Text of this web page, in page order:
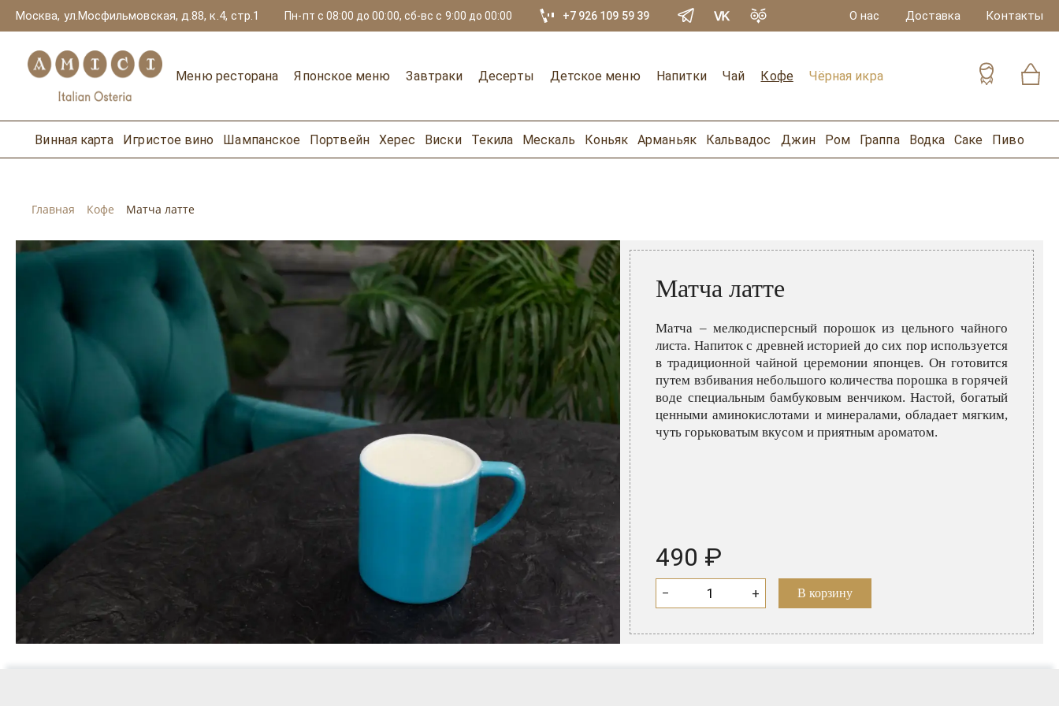
Москва, ул.Мосфильмовская, д.88, к.4, стр.1 Пн-пт с 08:00 до 00:00, сб-вс с 9:00 до 00:00 +7 926 109 59 39 О нас Доставка Контакты
Меню ресторана Японское меню Завтраки Десерты Детское меню Напитки Чай Кофе Чёрная икра
Винная карта Игристое вино Шампанское Портвейн Херес Виски Текила Мескаль Коньяк Арманьяк Кальвадос Джин Ром Граппа Водка Саке Пиво
Главная Кофе Матча латте
Матча латте
Матча – мелкодисперсный порошок из цельного чайного
листа. Напиток с древней историей до сих пор используется
в традиционной чайной церемонии японцев. Он готовится
путем взбивания небольшого количества порошка в горячей
воде специальным бамбуковым венчиком. Настой, богатый
ценными аминокислотами и минералами, обладает мягким,
чуть горьковатым вкусом и приятным ароматом.
490 ₽
− + В корзину